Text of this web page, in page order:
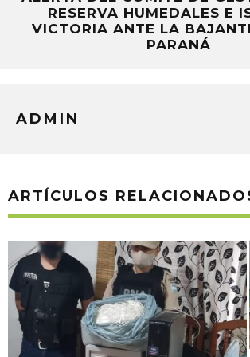
RESERVA HUMEDALES E
VICTORIA ANTE LA
PARANÁ
ADMIN
ARTÍCULOS